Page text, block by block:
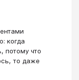
когда
потому что
то даже